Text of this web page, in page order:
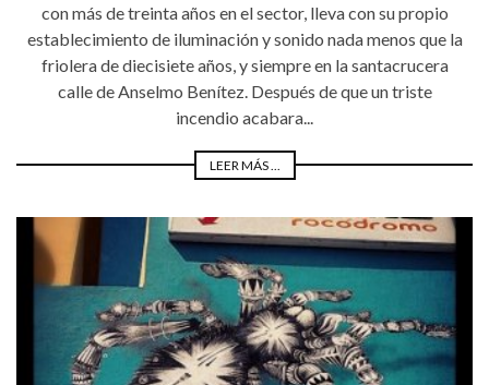
con más de treinta años en el sector, lleva con su propio
establecimiento de iluminación y sonido nada menos que la
friolera de diecisiete años, y siempre en la santacrucera
calle de Anselmo Benítez. Después de que un triste
incendio acabara...
LEER MÁS ...